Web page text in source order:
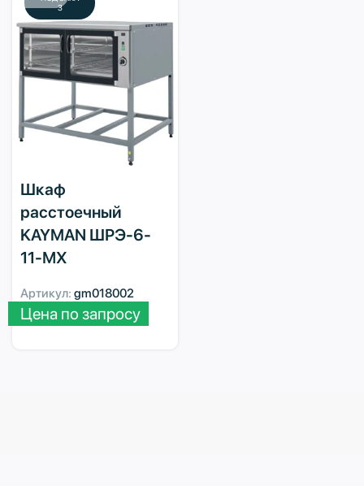
З
Шкаф
расстоечный
KAYMAN ШРЭ-6-
11-МХ
Артикул: gm018002
Цена по запросу